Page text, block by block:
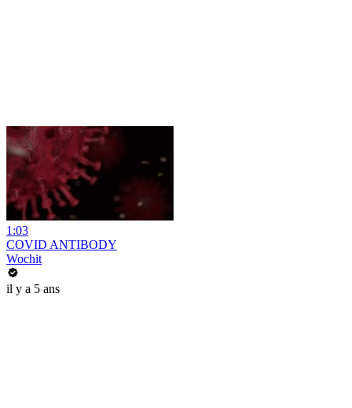
1:03
COVID ANTIBODY
Wochit
il y a 5 ans